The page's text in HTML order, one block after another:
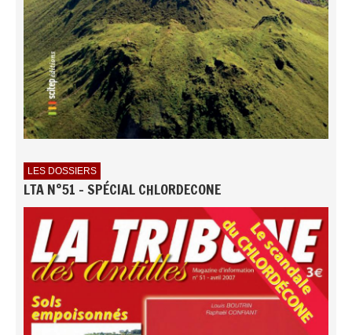
LES DOSSIERS
LTA N°51 - SPÉCIAL CHLORDECONE